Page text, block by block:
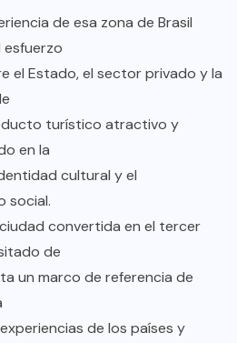
de esa zona de Brasil
esfuerzo
el Estado, el sector privado y la
turístico atractivo y
en la
cultural y el
social.
convertida en el tercer
de
un marco de referencia de
de los países y